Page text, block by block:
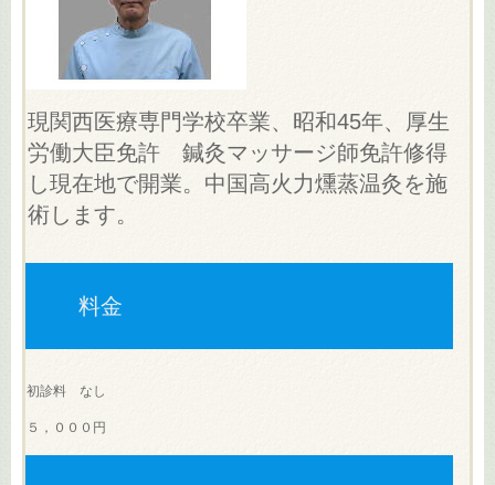
現関西医療専門学校卒業、昭和45年、厚生
労働大臣免許 鍼灸マッサージ師免許修得
し現在地で開業。中国高火力燻蒸温灸を施
術します。
料金
初診料 なし
５，０００円